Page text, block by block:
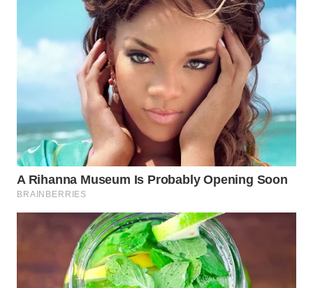
PURWAKARTA
WN
WN
SEMARANG
WN
SOLO
WN
MADURA